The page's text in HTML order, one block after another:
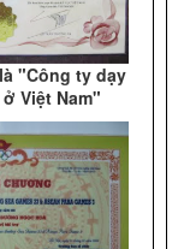
"Công ty dạy
Việt Nam"